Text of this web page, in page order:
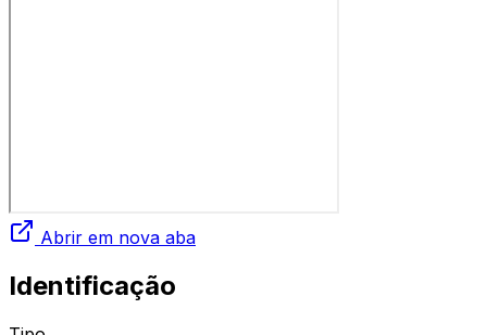
Abrir em nova aba
Identificação